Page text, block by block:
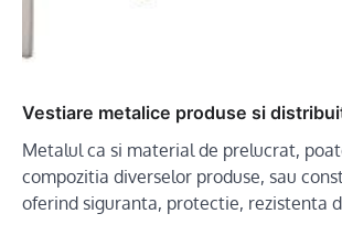
Vestiare metalice produse si
Metalul ca si material de prelucrat,
compozitia diverselor produse, sau
oferind siguranta, protectie, rezistenta